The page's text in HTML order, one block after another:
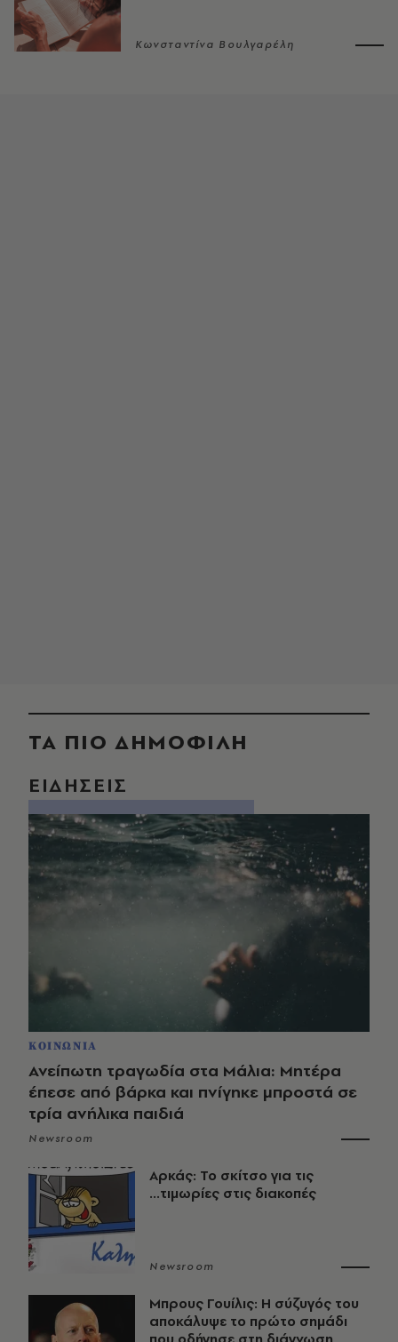
Κωνσταντίνα Βουλγαρέλη
ΤΑ ΠΙΟ ΔΗΜΟΦΙΛΗ
ΕΙΔΗΣΕΙΣ
ΚΟΙΝΩΝΙΑ
Ανείπωτη τραγωδία στα Μάλια: Μητέρα
έπεσε από βάρκα και πνίγηκε μπροστά σε
τρία ανήλικα παιδιά
Newsroom
Αρκάς: Το σκίτσο για τις
...τιμωρίες στις διακοπές
Newsroom
Μπρους Γουίλις: Η σύζυγός του
αποκάλυψε το πρώτο σημάδι